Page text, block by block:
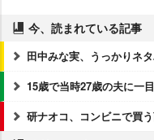
今、読まれている記事
田中みな実、うっかりネ
15歳で当時27歳の夫に一
研ナオコ、コンビニで買